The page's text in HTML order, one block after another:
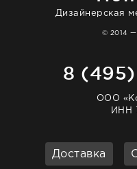
Дизайнерская
© 2014 —
8
ООО
ИНН
Доставка